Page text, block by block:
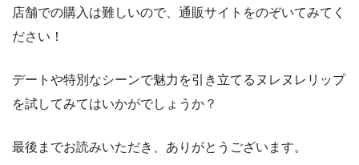
店舗での購入は難しいので、通販サイトをのぞいてみてく
ださい！
デートや特別なシーンで魅力を引き立てるヌレヌレリップ
を試してみてはいかがでしょうか？
最後までお読みいただき、ありがとうございます。